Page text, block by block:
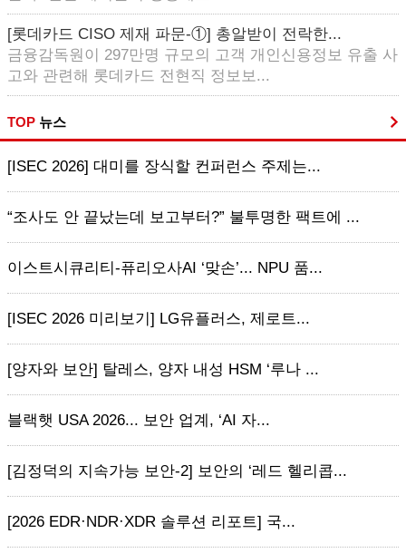
[롯데카드 CISO 제재 파문-①] 총알받이 전락한...
금융감독원이 297만명 규모의 고객 개인신용정보 유출 사
고와 관련해 롯데카드 전현직 정보보...
TOP 뉴스
[ISEC 2026] 대미를 장식할 컨퍼런스 주제는...
“조사도 안 끝났는데 보고부터?” 불투명한 팩트에 ...
이스트시큐리티-퓨리오사AI ‘맞손’... NPU 품...
[ISEC 2026 미리보기] LG유플러스, 제로트...
[양자와 보안] 탈레스, 양자 내성 HSM ‘루나 ...
블랙햇 USA 2026... 보안 업계, ‘AI 자...
[김정덕의 지속가능 보안-2] 보안의 ‘레드 헬리콥...
[2026 EDR·NDR·XDR 솔루션 리포트] 국...